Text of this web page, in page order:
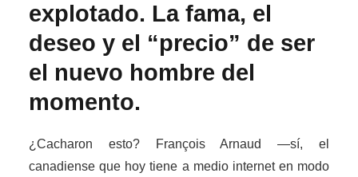
explotado. La fama, el
deseo y el “precio” de ser
el nuevo hombre del
momento.
¿Cacharon esto? François Arnaud —sí, el
canadiense que hoy tiene a medio internet en modo